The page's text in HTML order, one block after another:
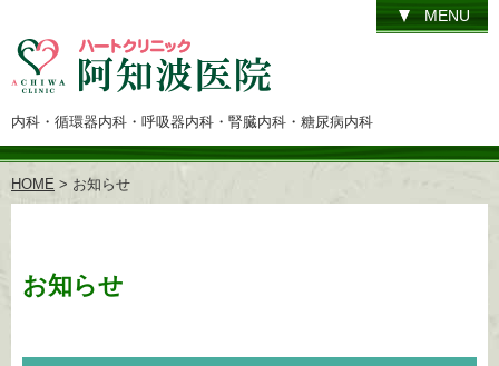
内科・循環器内科・呼吸器内科・腎臓内科・糖尿病内科
HOME > お知らせ
お知らせ
MENU